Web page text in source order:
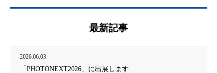
最新記事
2026.06.03
「PHOTONEXT2026」に出展します